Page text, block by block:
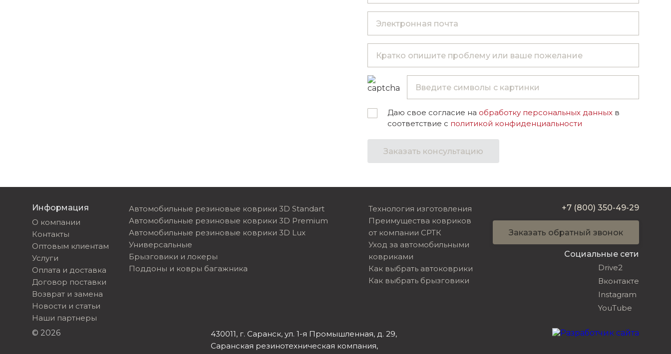
Даю свое согласие на обработку персональных данных в
соответствие с политикой конфиденциальности
Заказать консультацию
Информация
О компании
Контакты
Оптовым клиентам
Услуги
Оплата и доставка
Договор поставки
Возврат и замена
Новости и статьи
Наши партнеры
Автомобильные резиновые коврики 3D Standart
Автомобильные резиновые коврики 3D Premium
Автомобильные резиновые коврики 3D Lux
Универсальные
Брызговики и локеры
Поддоны и ковры багажника
Технология изготовления
Преимущества ковриков
от компании СРТК
Уход за автомобильными
ковриками
Как выбрать автоковрики
Как выбрать брызговики
+7 (800) 350-49-29
Заказать обратный звонок
Социальные сети
Drive2
Вконтакте
Instagram
YouTube
© 2026
430011, г. Саранск, ул. 1-я Промышленная, д. 29,
Саранская резинотехническая компания,